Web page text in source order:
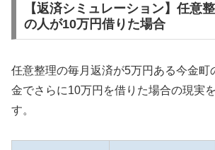
【返済シミュレーション】任意
の人が10万円借りた場合
任意整理の毎月返済が5万円ある今金町
金でさらに10万円を借りた場合の現実
す。